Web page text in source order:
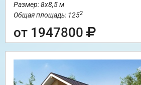
Размер: 8х8,5 м
Общая площадь: 1252
от 1947800